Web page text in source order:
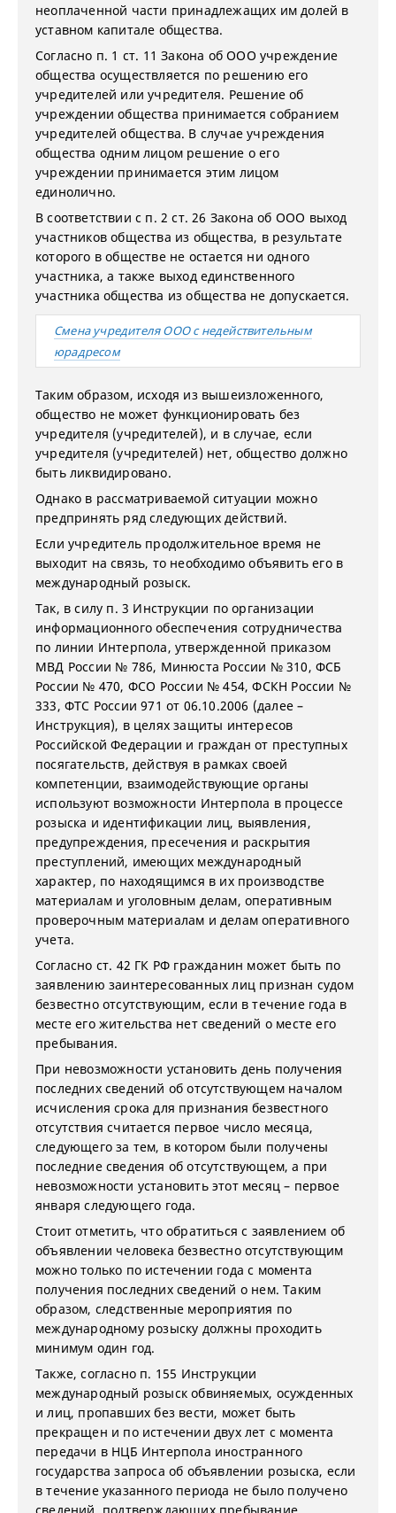
неоплаченной части принадлежащих им долей в
уставном капитале общества.
Согласно п. 1 ст. 11 Закона об ООО учреждение
общества осуществляется по решению его
учредителей или учредителя. Решение об
учреждении общества принимается собранием
учредителей общества. В случае учреждения
общества одним лицом решение о его
учреждении принимается этим лицом
единолично.
В соответствии с п. 2 ст. 26 Закона об ООО выход
участников общества из общества, в результате
которого в обществе не остается ни одного
участника, а также выход единственного
участника общества из общества не допускается.
Смена учредителя ООО с недействительным
юрадресом
Таким образом, исходя из вышеизложенного,
общество не может функционировать без
учредителя (учредителей), и в случае, если
учредителя (учредителей) нет, общество должно
быть ликвидировано.
Однако в рассматриваемой ситуации можно
предпринять ряд следующих действий.
Если учредитель продолжительное время не
выходит на связь, то необходимо объявить его в
международный розыск.
Так, в силу п. 3 Инструкции по организации
информационного обеспечения сотрудничества
по линии Интерпола, утвержденной приказом
МВД России № 786, Минюста России № 310, ФСБ
России № 470, ФСО России № 454, ФСКН России №
333, ФТС России 971 от 06.10.2006 (далее –
Инструкция), в целях защиты интересов
Российской Федерации и граждан от преступных
посягательств, действуя в рамках своей
компетенции, взаимодействующие органы
используют возможности Интерпола в процессе
розыска и идентификации лиц, выявления,
предупреждения, пресечения и раскрытия
преступлений, имеющих международный
характер, по находящимся в их производстве
материалам и уголовным делам, оперативным
проверочным материалам и делам оперативного
учета.
Согласно ст. 42 ГК РФ гражданин может быть по
заявлению заинтересованных лиц признан судом
безвестно отсутствующим, если в течение года в
месте его жительства нет сведений о месте его
пребывания.
При невозможности установить день получения
последних сведений об отсутствующем началом
исчисления срока для признания безвестного
отсутствия считается первое число месяца,
следующего за тем, в котором были получены
последние сведения об отсутствующем, а при
невозможности установить этот месяц – первое
января следующего года.
Стоит отметить, что обратиться с заявлением об
объявлении человека безвестно отсутствующим
можно только по истечении года с момента
получения последних сведений о нем. Таким
образом, следственные мероприятия по
международному розыску должны проходить
минимум один год.
Также, согласно п. 155 Инструкции
международный розыск обвиняемых, осужденных
и лиц, пропавших без вести, может быть
прекращен и по истечении двух лет с момента
передачи в НЦБ Интерпола иностранного
государства запроса об объявлении розыска, если
в течение указанного периода не было получено